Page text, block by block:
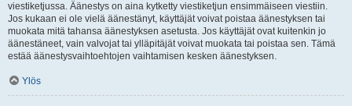
viestiketjussa. Äänestys on aina kytketty viestiketjun ensimmäiseen viestiin.
Jos kukaan ei ole vielä äänestänyt, käyttäjät voivat poistaa äänestyksen tai
muokata mitä tahansa äänestyksen asetusta. Jos käyttäjät ovat kuitenkin jo
äänestäneet, vain valvojat tai ylläpitäjät voivat muokata tai poistaa sen. Tämä
estää äänestysvaihtoehtojen vaihtamisen kesken äänestyksen.
Ylös